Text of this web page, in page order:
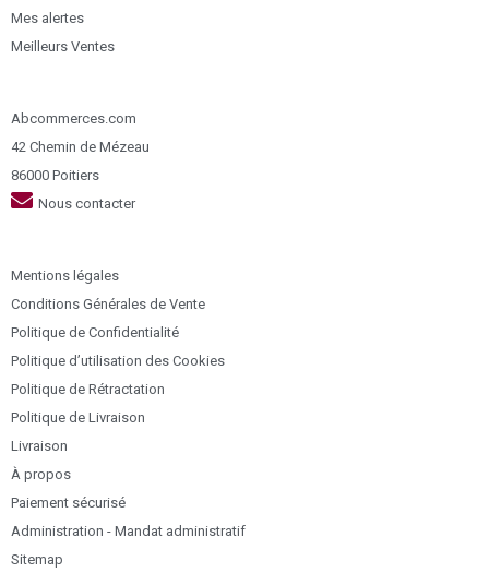
Mes alertes
Meilleurs Ventes
Abcommerces.com
42 Chemin de Mézeau
86000 Poitiers
Nous contacter
Mentions légales
Conditions Générales de Vente
Politique de Confidentialité
Politique d’utilisation des Cookies
Politique de Rétractation
Politique de Livraison
Livraison
À propos
Paiement sécurisé
Administration - Mandat administratif
Sitemap